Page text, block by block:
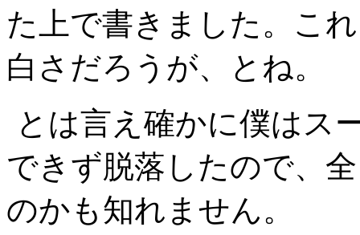
た上で書きました。こ
白さだろうが、とね。
とは言え確かに僕はス
できず脱落したので、
のかも知れません。